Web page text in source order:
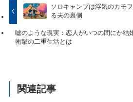
ソロキャンプは浮気のカモ
る夫の裏側
嘘のような現実：恋人がいつの間にか結
衝撃の二重生活とは
関連記事